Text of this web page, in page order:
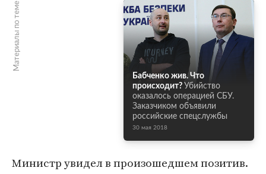
Материалы по теме
Бабченко жив. Что
происходит? Убийство
оказалось операцией СБУ.
Заказчиком объявили
российские спецслужбы
30 мая 2018
Министр увидел в произошедшем позитив.